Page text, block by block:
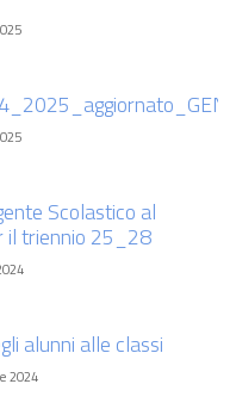
Scolastico al
il triennio 25_28
alunni alle classi
2024